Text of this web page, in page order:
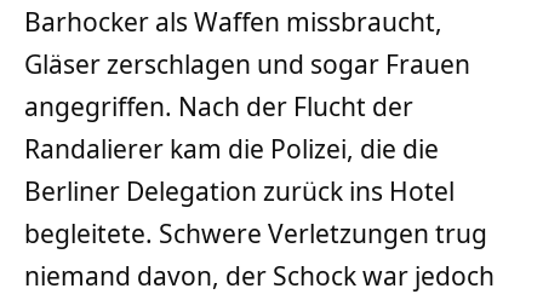
Barhocker als Waffen missbraucht,
Gläser zerschlagen und sogar Frauen
angegriffen. Nach der Flucht der
Randalierer kam die Polizei, die die
Berliner Delegation zurück ins Hotel
begleitete. Schwere Verletzungen trug
niemand davon, der Schock war jedoch